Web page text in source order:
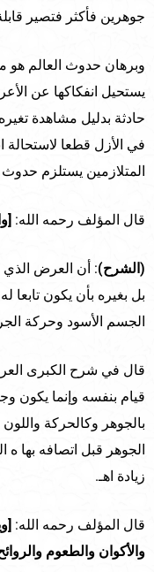
جوهرين فأكثر فتصير
وبرهان حدوث العالم هو
يستحيل انفكاكها عن
حادثة بدليل مشاهدة
في الأزل قطعا لاستحالة
المتلازمين يستلزم
قال المؤلف رحمه الله:
(الشرح): أن العرض الذي
بل بغيره بأن يكون تابعا
الجسم الأسود وحركة
قال في شرح الكبرى
قيام بنفسه وإنما يكون
بالجوهر وكالحركة
الجوهر قبل اتصافه بها ه
زيادة اهـ.
قال المؤلف رحمه الله:
والأكوان والطعوم